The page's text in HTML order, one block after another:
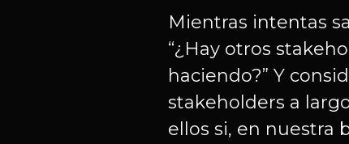
Mientras intentas
“¿Hay otros
haciendo?” Y
stakeholders a
ellos si, en nuestra